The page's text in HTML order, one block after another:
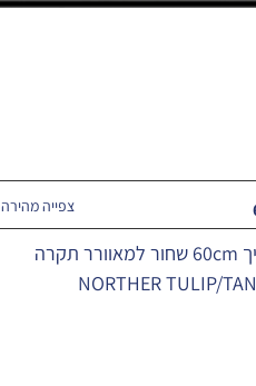
צפייה מהירה
מוט מאריך 60cm שחור למאוורר תקרה
NORTHER TULIP/